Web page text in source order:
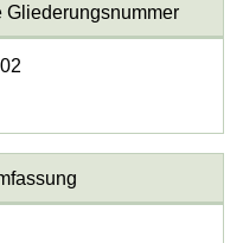
Gliederungsnummer